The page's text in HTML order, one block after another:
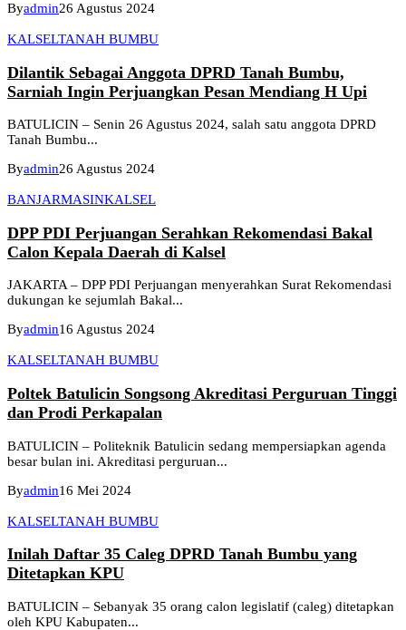
Byadmin26 Agustus 2024
KALSELTANAH BUMBU
Dilantik Sebagai Anggota DPRD Tanah Bumbu,
Sarniah Ingin Perjuangkan Pesan Mendiang H Upi
BATULICIN – Senin 26 Agustus 2024, salah satu anggota DPRD
Tanah Bumbu...
Byadmin26 Agustus 2024
BANJARMASINKALSEL
DPP PDI Perjuangan Serahkan Rekomendasi Bakal
Calon Kepala Daerah di Kalsel
JAKARTA – DPP PDI Perjuangan menyerahkan Surat Rekomendasi
dukungan ke sejumlah Bakal...
Byadmin16 Agustus 2024
KALSELTANAH BUMBU
Poltek Batulicin Songsong Akreditasi Perguruan Tinggi
dan Prodi Perkapalan
BATULICIN – Politeknik Batulicin sedang mempersiapkan agenda
besar bulan ini. Akreditasi perguruan...
Byadmin16 Mei 2024
KALSELTANAH BUMBU
Inilah Daftar 35 Caleg DPRD Tanah Bumbu yang
Ditetapkan KPU
BATULICIN – Sebanyak 35 orang calon legislatif (caleg) ditetapkan
oleh KPU Kabupaten...